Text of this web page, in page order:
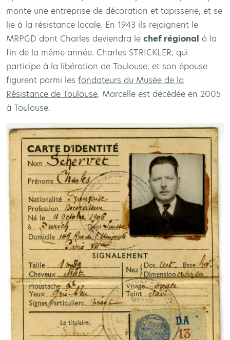
monte une entreprise de décoration et tapisserie, et se
lie à la résistance locale. En 1943 ils rejoignent le
MRPGD dont Charles deviendra le chef régional à la
fin de la même année. Charles STRICKLER, qui
participe à la libération de Toulouse, et son épouse
figurent parmi les fondateurs du Musée de la
Résistance de Toulouse. Marcelle est décédée en 2005
à Toulouse.